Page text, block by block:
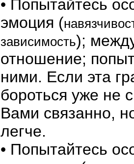
• Попытайтесь
эмоция (
зависимость);
отношение;
ними. Если эта
бороться уже не
Вами связанно,
легче.
• Попытайтесь